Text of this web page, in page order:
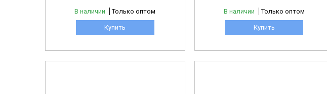
В наличии Только оптом
Купить
В наличии Только оптом
Купить